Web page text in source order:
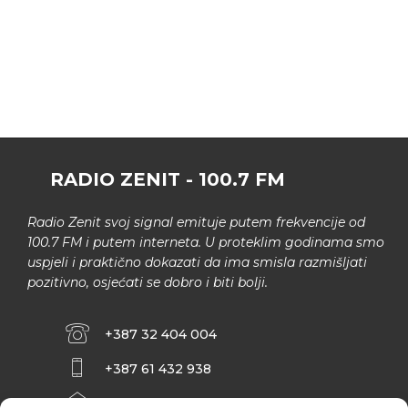
RADIO ZENIT - 100.7 FM
Radio Zenit svoj signal emituje putem frekvencije od
100.7 FM i putem interneta. U proteklim godinama smo
uspjeli i praktično dokazati da ima smisla razmišljati
pozitivno, osjećati se dobro i biti bolji.
+387 32 404 004
+387 61 432 938